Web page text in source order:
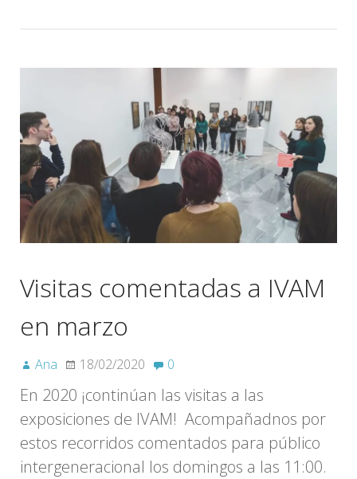
Visitas comentadas a IVAM
en marzo
Ana 18/02/2020 0
En 2020 ¡continúan las visitas a las
exposiciones de IVAM! Acompañadnos por
estos recorridos comentados para público
intergeneracional los domingos a las 11:00.